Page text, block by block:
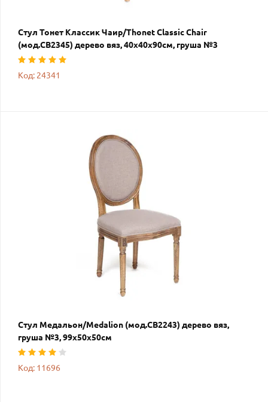
Стул Тонет Классик Чаир/Thonet Classic Chair
(мод.CB2345) дерево вяз, 40х40х90см, груша №3
Код: 24341
Стул Медальон/Medalion (мод.CB2243) дерево вяз,
груша №3, 99х50х50см
Код: 11696